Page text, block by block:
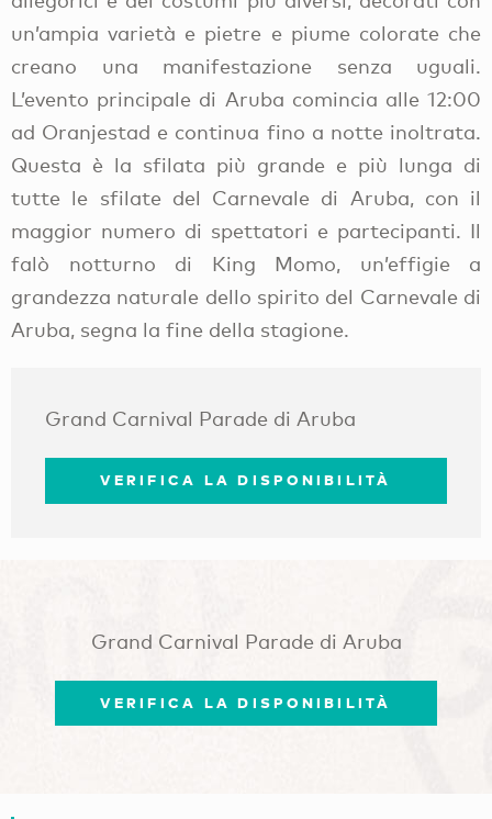
un’ampia varietà e pietre e piume colorate che
creano una manifestazione senza uguali.
L’evento principale di Aruba comincia alle 12:00
ad Oranjestad e continua fino a notte inoltrata.
Questa è la sfilata più grande e più lunga di
tutte le sfilate del Carnevale di Aruba, con il
maggior numero di spettatori e partecipanti. Il
falò notturno di King Momo, un’effigie a
grandezza naturale dello spirito del Carnevale di
Aruba, segna la fine della stagione.
Grand Carnival Parade di Aruba
VERIFICA LA DISPONIBILITÀ
Grand Carnival Parade di Aruba
VERIFICA LA DISPONIBILITÀ